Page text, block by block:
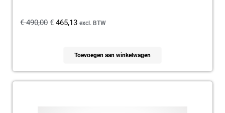
€490,00 € 465,13 excl. BTW
Toevoegen aan winkelwagen